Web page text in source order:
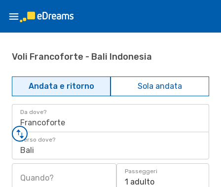
Voli Francoforte - Bali Indonesia
Andata e ritorno Sola andata
Da dove?
Francoforte
Verso dove?
Bali
Quando?
Passeggeri
1 adulto